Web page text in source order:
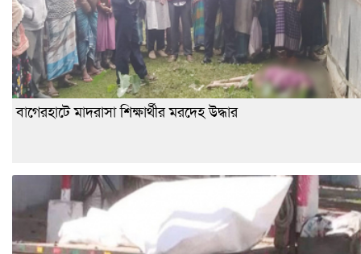
বাগেরহাটে মাদরাসা শিক্ষার্থীর মরদেহ উদ্ধার